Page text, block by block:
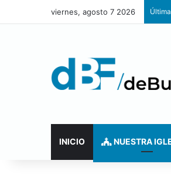
viernes, agosto 7 2026
INICIO NUESTRA